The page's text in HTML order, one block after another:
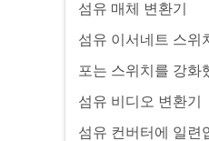
섬유 매체 변환기
섬유 이서네트 스위
포는 스위치를 강화
섬유 비디오 변환기
섬유 컨버터에 일련